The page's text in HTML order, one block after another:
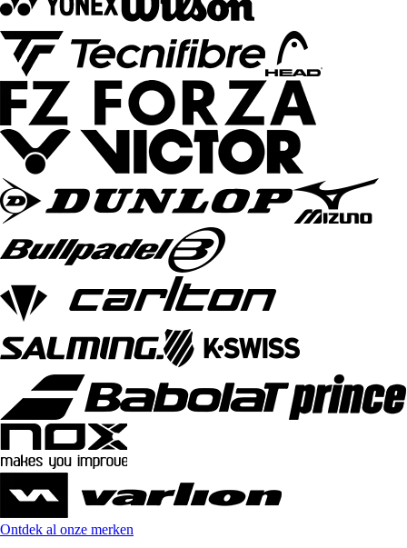
Ontdek al onze merken